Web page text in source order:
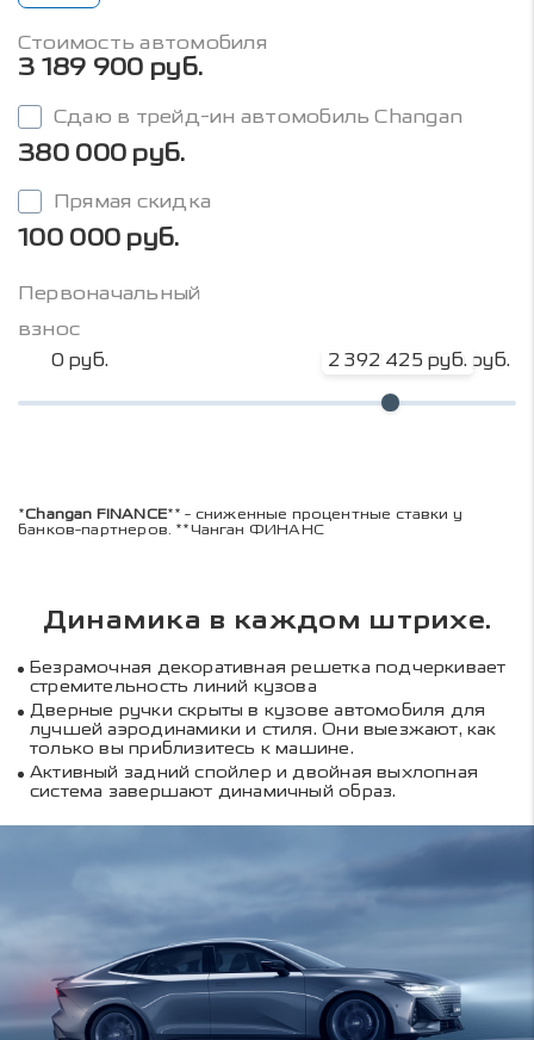
Стоимость автомобиля
3 189 900 руб.
Сдаю в трейд-ин автомобиль Changan
380 000 руб.
Прямая скидка
100 000 руб.
Первоначальный
взнос
0 руб. 2 392 425 руб.
3 189 900 руб.
*Changan FINANCE** - сниженные процентные ставки у
банков-партнеров. **Чанган ФИНАНС
Динамика в каждом штрихе.
Безрамочная декоративная решетка подчеркивает
стремительность линий кузова
Дверные ручки скрыты в кузове автомобиля для
лучшей аэродинамики и стиля. Они выезжают, как
только вы приблизитесь к машине.
Активный задний спойлер и двойная выхлопная
система завершают динамичный образ.